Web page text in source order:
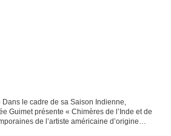
le cadre de sa Saison Indienne,
Guimet présente « Chimères de l’Inde et de
de l’artiste américaine d’origine